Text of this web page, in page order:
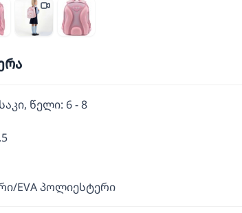
წელი: 6 - 8
EVA პოლიესტერი